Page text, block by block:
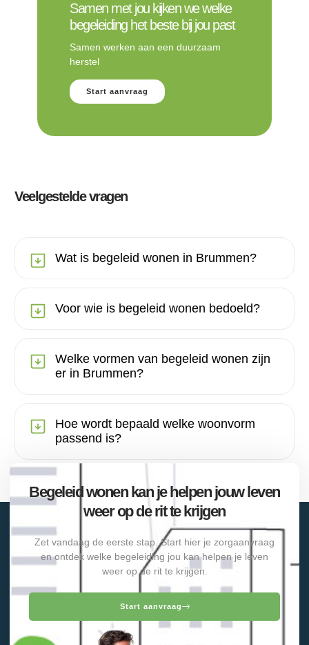
Samen met jou kijken we welke
begeleiding het beste bij jou past
Samen werken aan een duurzaam
herstel
Start aanvraag
Veelgestelde vragen
Wat is begeleid wonen in Brummen?
Voor wie is begeleid wonen bedoeld?
Welke vormen van begeleid wonen zijn
er in Brummen?
Hoe wordt bepaald welke woonvorm
passend is?
Begeleid wonen kan je helpen jouw leven
weer op de rit te krijgen
Zet vandaag de eerste stap. Start hier je zorgaanvraag
en ontdek welke begeleiding jou kan helpen je leven
weer op de rit te krijgen.
Start aanvraag